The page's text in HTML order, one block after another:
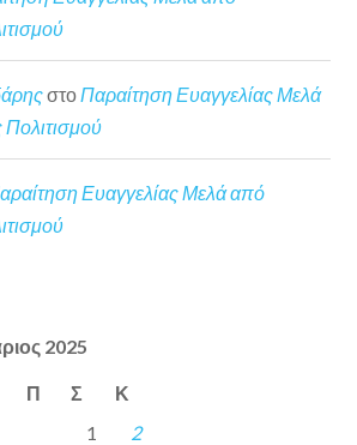
στο Παραίτηση Ευαγγελίας Μελά
Ευαγγελίας Μελά από
2025
Π Σ Κ
1
2